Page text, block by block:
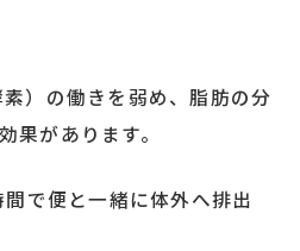
）の働きを弱め、脂肪の分
果があります。
で便と一緒に体外へ排出